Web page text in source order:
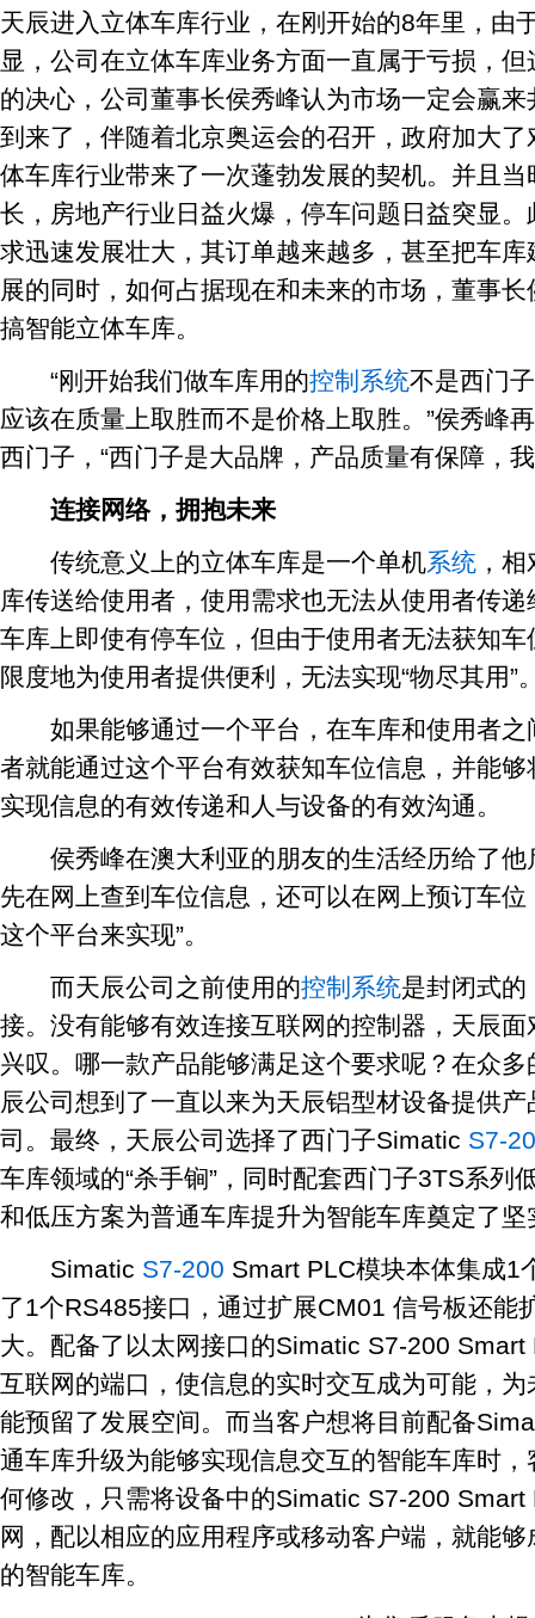
天辰进入立体车库行业，在刚开始的8年里，由
显，公司在立体车库业务方面一直属于亏损，
的决心，公司董事长侯秀峰认为市场一定会赢
到来了，伴随着北京奥运会的召开，政府加大
体车库行业带来了一次蓬勃发展的契机。并且
长，房地产行业日益火爆，停车问题日益突显
求迅速发展壮大，其订单越来越多，甚至把车
展的同时，如何占据现在和未来的市场，董事
搞智能立体车库。
“刚开始我们做车库用的控制系统不是西门
应该在质量上取胜而不是价格上取胜。”侯秀峰
西门子，“西门子是大品牌，产品质量有保障，
连接网络，拥抱未来
传统意义上的立体车库是一个单机系统 ，
库传送给使用者，使用需求也无法从使用者传
车库上即使有停车位，但由于使用者无法获知
限度地为使用者提供便利，无法实现“物尽其用”
如果能够通过一个平台，在车库和使用者之
者就能通过这个平台有效获知车位信息，并能
实现信息的有效传递和人与设备的有效沟通。
侯秀峰在澳大利亚的朋友的生活经历给了他
先在网上查到车位信息，还可以在网上预订车
这个平台来实现”。
而天辰公司之前使用的控制系统是封闭式的
接。没有能够有效连接互联网的控制器，天辰
兴叹。哪一款产品能够满足这个要求呢？在众
辰公司想到了一直以来为天辰铝型材设备提供
司。最终，天辰公司选择了西门子Simatic S7-
车库领域的“杀手锏”，同时配套西门子3TS系列
和低压方案为普通车库提升为智能车库奠定了坚
Simatic S7-200 Smart PLC模块本体集成1
了1个RS485接口，通过扩展CM01 信号板还能
大。配备了以太网接口的Simatic S7-200
互联网的端口，使信息的实时交互成为可能，
能预留了发展空间。而当客户想将目前配备
通车库升级为能够实现信息交互的智能车库时
何修改，只需将设备中的Simatic S7-200 Smart
网，配以相应的应用程序或移动客户端，就能
的智能车库。